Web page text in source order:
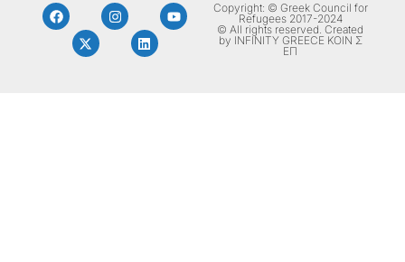
Copyright: © Greek Council for
Refugees 2017-2024
© All rights reserved. Created
by INFINITY GREECE ΚΟΙΝ Σ
ΕΠ